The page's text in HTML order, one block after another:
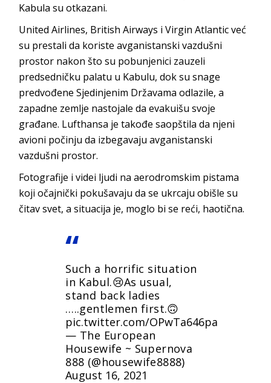
Kabula su otkazani.
United Airlines, British Airways i Virgin Atlantic već
su prestali da koriste avganistanski vazdušni
prostor nakon što su pobunjenici zauzeli
predsedničku palatu u Kabulu, dok su snage
predvođene Sjedinjenim Državama odlazile, a
zapadne zemlje nastojale da evakuišu svoje
građane. Lufthansa je takođe saopštila da njeni
avioni počinju da izbegavaju avganistanski
vazdušni prostor.
Fotografije i videi ljudi na aerodromskim pistama
koji očajnički pokušavaju da se ukrcaju obišle su
čitav svet, a situacija je, moglo bi se reći, haotična.
Such a horrific situation
in Kabul.😢As usual,
stand back ladies
…..gentlemen first.🙃
pic.twitter.com/OPwTa646pa
— The European
Housewife ~ Supernova
888 (@housewife8888)
August 16, 2021